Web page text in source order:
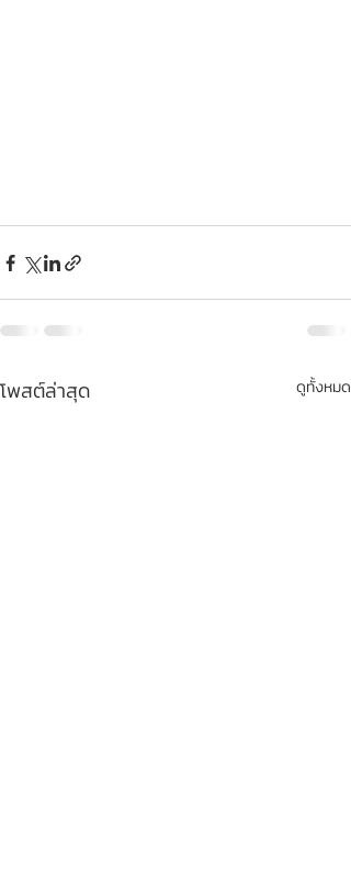
โพสต์ล่าสุด ดูทั้งหมด